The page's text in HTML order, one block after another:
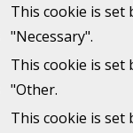
This cookie is set
"Necessary".
This cookie is set
"Other.
This cookie is set